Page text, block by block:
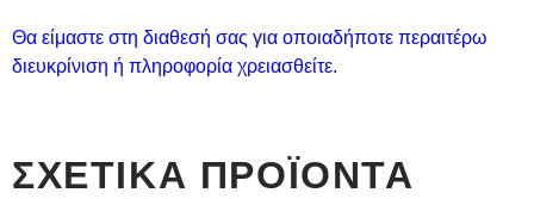
Θα είμαστε στη διαθεσή σας για οποιαδήποτε περαιτέρω
διευκρίνιση ή πληροφορία χρειασθείτε.
ΣΧΕΤΙΚΆ ΠΡΟΪΌΝΤΑ